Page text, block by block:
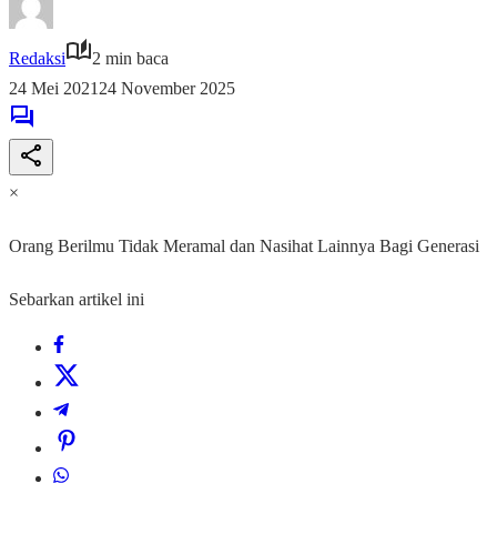
Redaksi
2 min baca
24 Mei 2021 24 November 2025
×
Orang Berilmu Tidak Meramal dan Nasihat Lainnya Bagi Generasi
Sebarkan artikel ini